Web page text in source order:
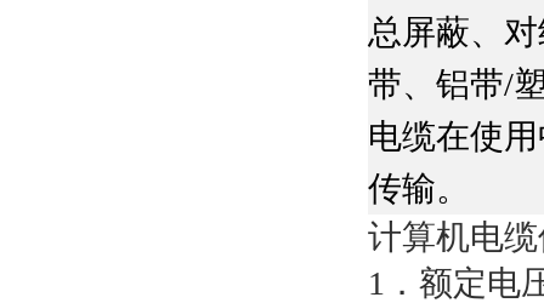
总屏蔽、
带、铝带/
电缆在使
传输。
计算机电
1 ．额定电